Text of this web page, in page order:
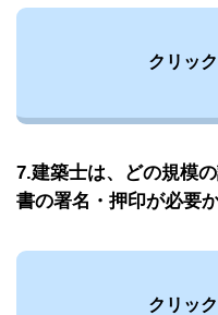
クリッ
7.建築士は、どの規模
書の署名・押印が必要
クリッ